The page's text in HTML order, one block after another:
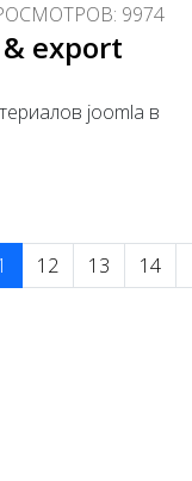
9974
export
joomla в
12 13 14